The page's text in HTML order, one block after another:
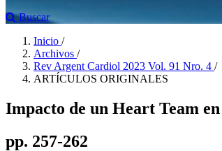
Buscar
Inicio /
Archivos /
Rev Argent Cardiol 2023 Vol. 91 Nro. 4 /
ARTÍCULOS ORIGINALES
Impacto de un Heart Team
pp. 257-262